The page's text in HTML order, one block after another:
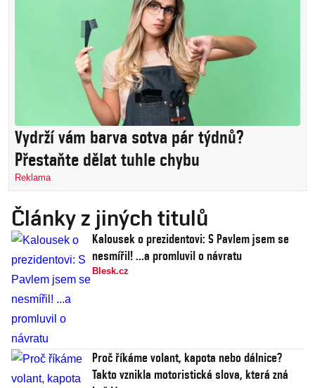
Vydrží vám barva sotva pár týdnů?
Přestaňte dělat tuhle chybu
Reklama
Články z jiných titulů
Kalousek o prezidentovi: S Pavlem jsem se
nesmířil! ...a promluvil o návratu
Blesk.cz
Proč říkáme volant, kapota nebo dálnice?
Takto vznikla motoristická slova, která zná